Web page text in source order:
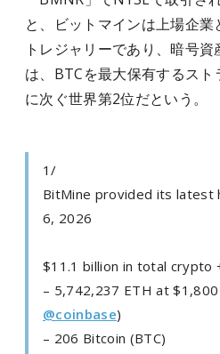
と、ビットマインは上場企
トレジャリーであり、暗号
は、BTCを最大保有するスト
に次ぐ世界第2位だという。
1/
BitMine provided its latest
6, 2026
$11.1 billion in total crypto
– 5,742,237 ETH at
@coinbase)
– 206 Bitcoin (BTC)